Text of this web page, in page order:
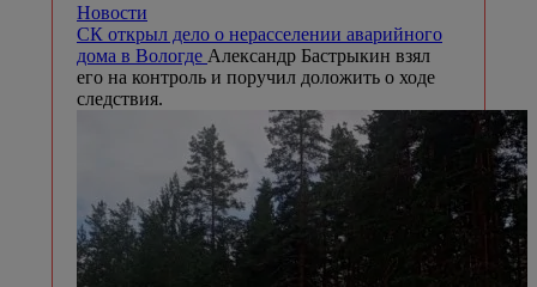
Новости
СК открыл дело о нерасселении аварийного
дома в Вологде Александр Бастрыкин взял
его на контроль и поручил доложить о ходе
следствия.